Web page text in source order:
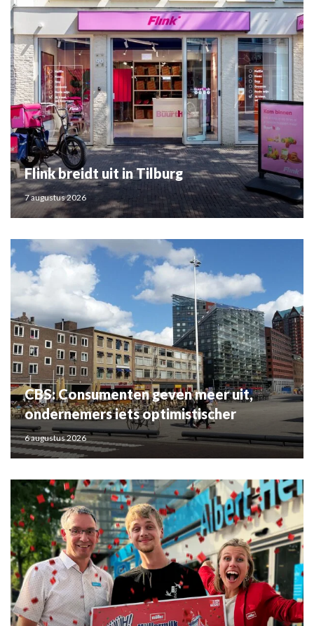
Flink breidt uit in Tilburg
7 augustus 2026
CBS: Consumenten geven meer uit,
ondernemers iets optimistischer
6 augustus 2026